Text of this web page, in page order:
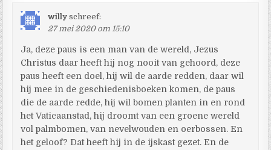
willy schreef:
27 mei 2020 om 15:10
Ja, deze paus is een man van de wereld, Jezus
Christus daar heeft hij nog nooit van gehoord, deze
paus heeft een doel, hij wil de aarde redden, daar wil
hij mee in de geschiedenisboeken komen, de paus
die de aarde redde, hij wil bomen planten in en rond
het Vaticaanstad, hij droomt van een groene wereld
vol palmbomen, van nevelwouden en oerbossen. En
het geloof? Dat heeft hij in de ijskast gezet. En de